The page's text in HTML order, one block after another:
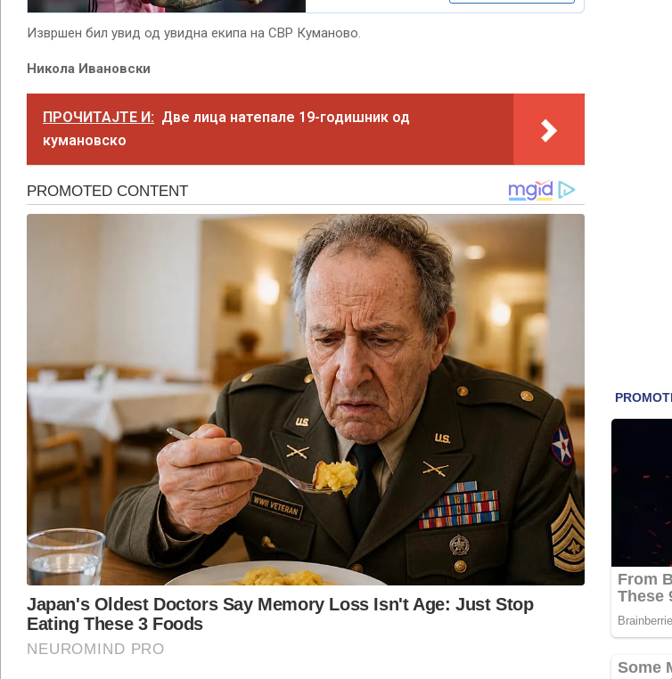
Извршен бил увид од увидна екипа на СВР Куманово.
Никола Ивановски
ПРОЧИТАЈТЕ И: Две лица натепале 19-годишник од
кумановско